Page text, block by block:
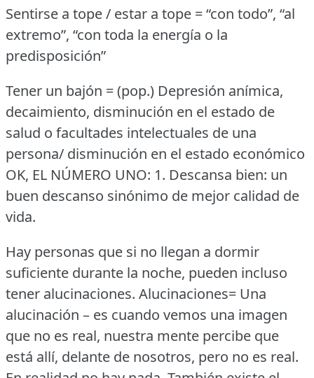
Sentirse a tope / estar a tope = “con todo”, “al
extremo”, “con toda la energía o la
predisposición”
Tener un bajón = (pop.) Depresión anímica,
decaimiento, disminución en el estado de
salud o facultades intelectuales de una
persona/ disminución en el estado económico
OK, EL NÚMERO UNO: 1. Descansa bien: un
buen descanso sinónimo de mejor calidad de
vida.
Hay personas que si no llegan a dormir
suficiente durante la noche, pueden incluso
tener alucinaciones. Alucinaciones= Una
alucinación – es cuando vemos una imagen
que no es real, nuestra mente percibe que
está allí, delante de nosotros, pero no es real.